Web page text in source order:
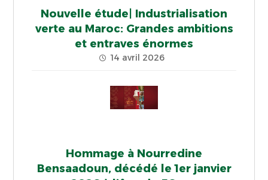
Nouvelle étude| Industrialisation
verte au Maroc: Grandes ambitions
et entraves énormes
14 avril 2026
Hommage à Nourredine
Bensaadoun, décédé le 1er janvier